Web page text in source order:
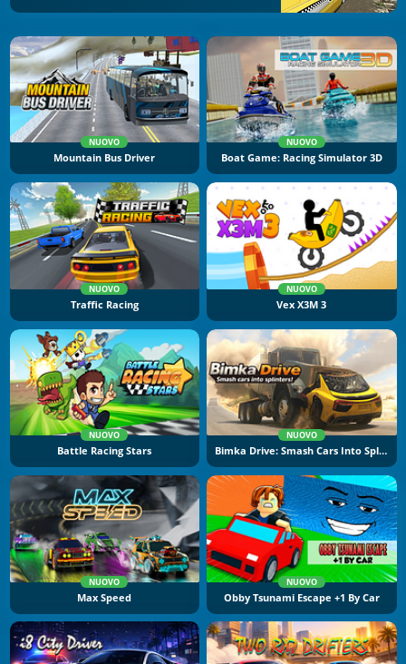
NUOVO
Mountain Bus Driver
NUOVO
Boat Game: Racing Simulator 3D
NUOVO
Traffic Racing
NUOVO
Vex X3M 3
NUOVO
Battle Racing Stars
NUOVO
Bimka Drive: Smash Cars Into Splinters
NUOVO
Max Speed
NUOVO
Obby Tsunami Escape +1 By Car